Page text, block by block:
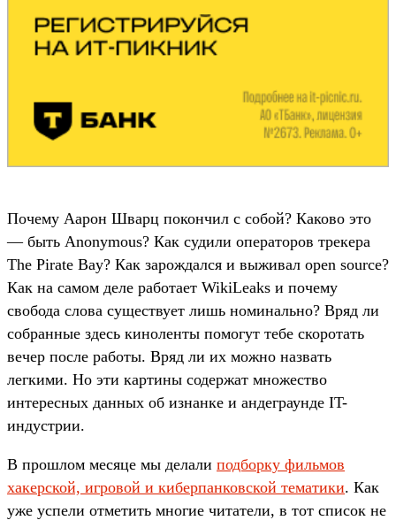
Почему Аарон Шварц покончил с собой? Каково это
— быть Anonymous? Как судили операторов трекера
The Pirate Bay? Как зарождался и выживал open source?
Как на самом деле работает WikiLeaks и почему
свобода слова существует лишь номинально? Вряд ли
собранные здесь киноленты помогут тебе скоротать
вечер после работы. Вряд ли их можно назвать
легкими. Но эти картины содержат множество
интересных данных об изнанке и андеграунде IT-
индустрии.
В прошлом месяце мы делали подборку фильмов
хакерской, игровой и киберпанковской тематики. Как
уже успели отметить многие читатели, в тот список не